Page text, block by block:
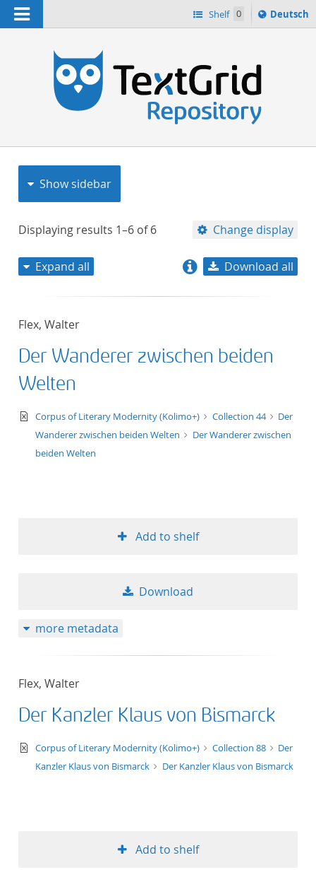
Navigation Shelf 0
Sprache
ï¿½ndern
Deutsch
Show sidebar
Displaying results 1–6 of6 Change display
title descending
format
Expand all Download all
Flex, Walter
Der Wanderer zwischen beiden
Welten
text/xml
Corpus of Literary Modernity (Kolimo+) Collection 44
Der
Wanderer zwischen beiden Welten
Der Wanderer zwischen
beiden Welten
Add to shelf
Download
more metadata
Flex, Walter
Der Kanzler Klaus von Bismarck
text/xml
Corpus of Literary Modernity (Kolimo+) Collection 88
Der
Kanzler Klaus von Bismarck
Der Kanzler Klaus von Bismarck
Add to shelf